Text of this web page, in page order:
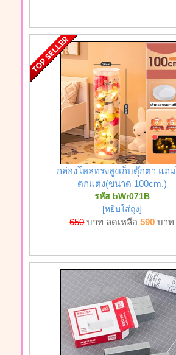
กล่องโหลทรงสูงเก็บตุ๊กตา แถ
ตกแต่ง(ขนาด 100cm.)
รหัส bWr071B
[หยิบใส่ถุง]
650บาท ลดเหลือ590 บาท